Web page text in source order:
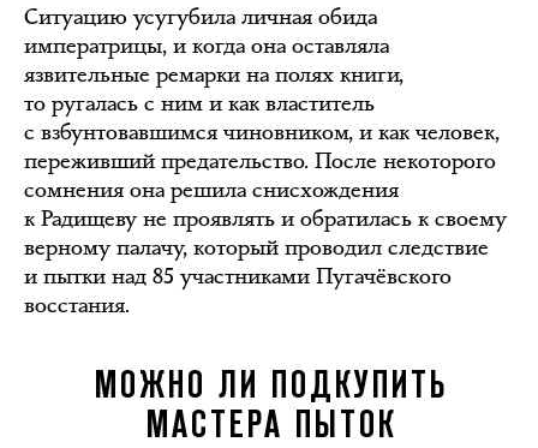
Ситуацию усугубила личная обида
императрицы, и когда она оставляла
язвительные ремарки на полях книги,
то ругалась с ним и как властитель
с взбунтовавшимся чиновником, и как человек,
переживший предательство. После некоторого
сомнения она решила снисхождения
к Радищеву не проявлять и обратилась к своему
верному палачу, который проводил следствие
и пытки над 85 участниками Пугачёвского
восстания.
МОЖНО ЛИ ПОДКУПИТЬ
МАСТЕРА ПЫТОК